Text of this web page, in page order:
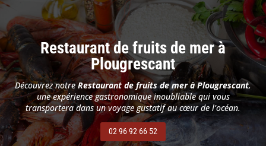
Restaurant de fruits de mer à
Plougrescant
Découvrez notreRestaurant de fruits de mer à Plougrescant,
une expérience gastronomique inoubliable qui vous
transportera dans un voyage gustatif au cœur de l’océan.
02 96 92 66 52